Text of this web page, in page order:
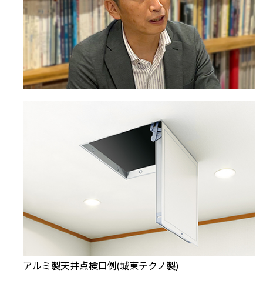
アルミ製天井点検口例(城東テクノ製)